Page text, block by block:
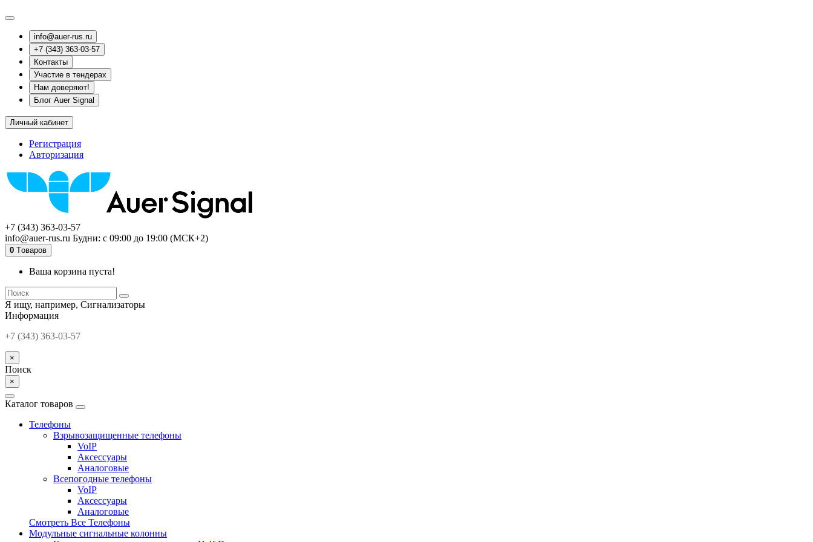
info@auer-rus.ru
+7 (343) 363-03-57
Контакты
Участие в тендерах
Нам доверяют!
Блог Auer Signal
Личный кабинет
Регистрация
Авторизация
+7 (343) 363-03-57
info@auer-rus.ru Будни: с 09:00 до 19:00 (МСК+2)
0 Tоваров
Ваша корзина пуста!
Я ищу, например, Сигнализаторы
Информация
+7 (343) 363-03-57
×
Поиск
×
Каталог товаров
Телефоны
Взрывозащищенные телефоны
VoIP
Аксессуары
Аналоговые
Всепогодные телефоны
VoIP
Аксессуары
Аналоговые
Смотреть Все Телефоны
Модульные сигнальные колонны